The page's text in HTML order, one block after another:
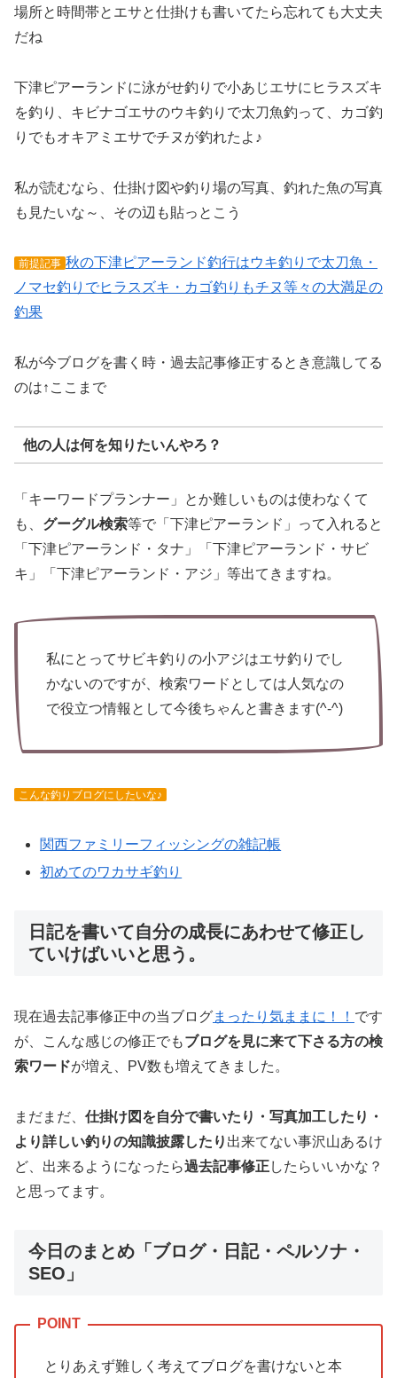
場所と時間帯とエサと仕掛けも書いてたら忘れても大丈夫
だね
下津ピアーランドに泳がせ釣りで小あじエサにヒラスズキ
を釣り、キビナゴエサのウキ釣りで太刀魚釣って、カゴ釣
りでもオキアミエサでチヌが釣れたよ♪
私が読むなら、仕掛け図や釣り場の写真、釣れた魚の写真
も見たいな～、その辺も貼っとこう
前提記事 秋の下津ピアーランド釣行はウキ釣りで太刀魚・
ノマセ釣りでヒラスズキ・カゴ釣りもチヌ等々の大満足の
釣果
私が今ブログを書く時・過去記事修正するとき意識してる
のは↑ここまで
他の人は何を知りたいんやろ？
「キーワードプランナー」とか難しいものは使わなくて
も、 グーグル検索等で「下津ピアーランド」って入れると
「下津ピアーランド・タナ」「下津ピアーランド・サビ
キ」「下津ピアーランド・アジ」等出てきますね。
私にとってサビキ釣りの小アジはエサ釣りでし
かないのですが、検索ワードとしては人気なの
で役立つ情報として今後ちゃんと書きます(^-^)
こんな釣りブログにしたいな♪
関西ファミリーフィッシングの雑記帳
初めてのワカサギ釣り
日記を書いて自分の成長にあわせて修正し
ていけばいいと思う。
現在過去記事修正中の当ブログまったり気ままに！！ です
が、こんな感じの修正でもブログを見に来て下さる方の検
索ワードが増え、PV数も増えてきました。
まだまだ、 仕掛け図を自分で書いたり・写真加工したり・
より詳しい釣りの知識披露したり 出来てない事沢山あるけ
ど、出来るようになったら過去記事修正したらいいかな？
と思ってます。
今日のまとめ「ブログ・日記・ペルソナ・
SEO」
とりあえず難しく考えてブログを書けないと本